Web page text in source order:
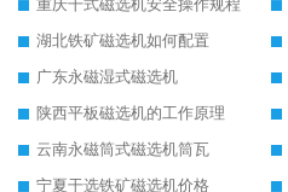
重庆干式磁选机安全操作规程
湖北铁矿磁选机如何配置
广东永磁湿式磁选机
陕西平板磁选机的工作原理
云南永磁筒式磁选机筒瓦
宁夏干选铁矿磁选机价格